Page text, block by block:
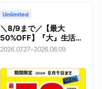
Unlimited
＼8/9まで／【最大
50%OFF】『大』生活応
援キャンペーン
2026.07.27~2026.08.09